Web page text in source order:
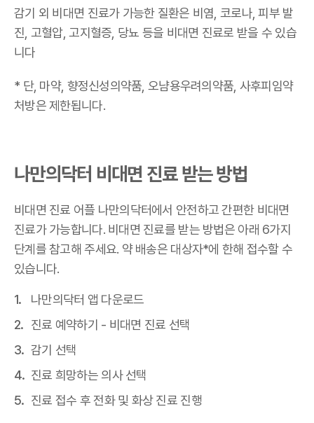
감기 외 비대면 진료가 가능한 질환은 비염, 코로나, 피부 발
진, 고혈압, 고지혈증, 당뇨 등을 비대면 진료로 받을 수 있습
니다
* 단, 마약, 향정신성의약품, 오냠용우려의약품, 사후피임약
처방은 제한됩니다.
나만의닥터 비대면 진료 받는 방법
비대면 진료 어플 나만의닥터에서 안전하고 간편한 비대면
진료가 가능합니다. 비대면 진료를 받는 방법은 아래 6가지
단계를 참고해 주세요. 약 배송은 대상자*에 한해 접수할 수
있습니다.
나만의닥터 앱 다운로드
진료 예약하기 - 비대면 진료 선택
감기 선택
진료 희망하는 의사 선택
진료 접수 후 전화 및 화상 진료 진행